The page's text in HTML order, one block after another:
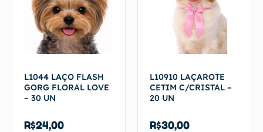
L1044 LAÇO FLASH
GORG FLORAL LOVE
– 30 UN
R$24,00
L10910 LAÇAROTE
CETIM C/CRISTAL –
20 UN
R$30,00